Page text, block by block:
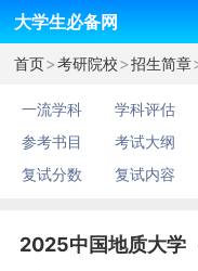
大学生必备网
首页>考研院校>招生简章
一流学科 学科评估
参考书目
考试大纲
复试分数
复试内容
2025中国地质大学